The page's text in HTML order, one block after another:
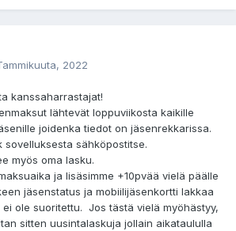
2022
kanssaharrastajat!
lähtevät loppuviikosta kaikille
joidenka tiedot on jäsenrekkarissa.
sovelluksesta sähköpostitse.
myös oma lasku.
ja lisäsimme +10pvää vielä päälle
jäsenstatus ja mobiilijäsenkortti lakkaa
ole suoritettu. Jos tästä vielä myöhästyy,
sitten uusintalaskuja jollain aikataululla